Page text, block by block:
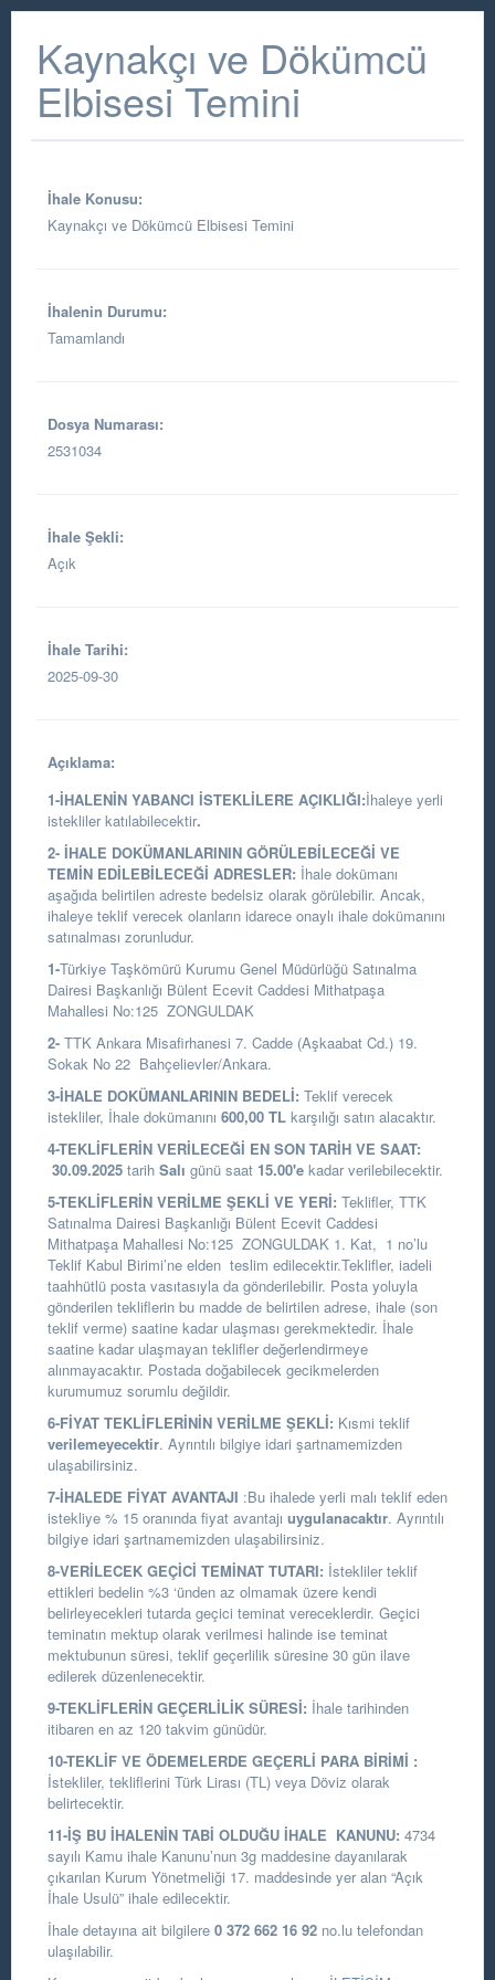
Kaynakçı ve Dökümcü
Elbisesi Temini
İhale Konusu:
Kaynakçı ve Dökümcü Elbisesi Temini
İhalenin Durumu:
Tamamlandı
Dosya Numarası:
2531034
İhale Şekli:
Açık
İhale Tarihi:
2025-09-30
Açıklama:
1-İHALENİN YABANCI İSTEKLİLERE AÇIKLIĞI:İhaleye yerli
istekliler katılabilecektir.
2- İHALE DOKÜMANLARININ GÖRÜLEBİLECEĞİ VE
TEMİN EDİLEBİLECEĞİ ADRESLER: İhale dokümanı
aşağıda belirtilen adreste bedelsiz olarak görülebilir. Ancak,
ihaleye teklif verecek olanların idarece onaylı ihale dokümanını
satınalması zorunludur.
1-Türkiye Taşkömürü Kurumu Genel Müdürlüğü Satınalma
Dairesi Başkanlığı Bülent Ecevit Caddesi Mithatpaşa
Mahallesi No:125 ZONGULDAK
2- TTK Ankara Misafirhanesi 7. Cadde (Aşkaabat Cd.) 19.
Sokak No 22 Bahçelievler/Ankara.
3-İHALE DOKÜMANLARININ BEDELİ: Teklif verecek
istekliler, İhale dokümanını 600,00 TL karşılığı satın alacaktır.
4-TEKLİFLERİN VERİLECEĞİ EN SON TARİH VE SAAT:
30.09.2025 tarih Salı günü saat 15.00'e kadar verilebilecektir.
5-TEKLİFLERİN VERİLME ŞEKLİ VE YERİ: Teklifler, TTK
Satınalma Dairesi Başkanlığı Bülent Ecevit Caddesi
Mithatpaşa Mahallesi No:125 ZONGULDAK 1. Kat, 1 no’lu
Teklif Kabul Birimi’ne elden teslim edilecektir.Teklifler, iadeli
taahhütlü posta vasıtasıyla da gönderilebilir. Posta yoluyla
gönderilen tekliflerin bu madde de belirtilen adrese, ihale (son
teklif verme) saatine kadar ulaşması gerekmektedir. İhale
saatine kadar ulaşmayan teklifler değerlendirmeye
alınmayacaktır. Postada doğabilecek gecikmelerden
kurumumuz sorumlu değildir.
6-FİYAT TEKLİFLERİNİN VERİLME ŞEKLİ: Kısmi teklif
verilemeyecektir. Ayrıntılı bilgiye idari şartnamemizden
ulaşabilirsiniz.
7-İHALEDE FİYAT AVANTAJI :Bu ihalede yerli malı teklif eden
istekliye % 15 oranında fiyat avantajı uygulanacaktır. Ayrıntılı
bilgiye idari şartnamemizden ulaşabilirsiniz.
8-VERİLECEK GEÇİCİ TEMİNAT TUTARI: İstekliler teklif
ettikleri bedelin %3 ‘ünden az olmamak üzere kendi
belirleyecekleri tutarda geçici teminat vereceklerdir. Geçici
teminatın mektup olarak verilmesi halinde ise teminat
mektubunun süresi, teklif geçerlilik süresine 30 gün ilave
edilerek düzenlenecektir.
9-TEKLİFLERİN GEÇERLİLİK SÜRESİ: İhale tarihinden
itibaren en az 120 takvim günüdür.
10-TEKLİF VE ÖDEMELERDE GEÇERLİ PARA BİRİMİ :
İstekliler, tekliflerini Türk Lirası (TL) veya Döviz olarak
belirtecektir.
11-İŞ BU İHALENİN TABİ OLDUĞU İHALE KANUNU: 4734
sayılı Kamu ihale Kanunu’nun 3g maddesine dayanılarak
çıkarılan Kurum Yönetmeliği 17. maddesinde yer alan “Açık
İhale Usulü” ihale edilecektir.
İhale detayına ait bilgilere 0 372 662 16 92 no.lu telefondan
ulaşılabilir.